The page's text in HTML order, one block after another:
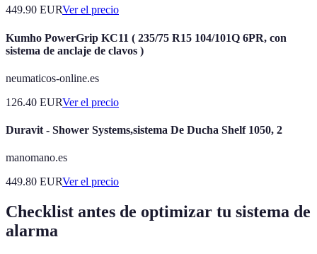
449.90 EURVer el precio
Kumho PowerGrip KC11 ( 235/75 R15 104/101Q 6PR, con
sistema de anclaje de clavos )
neumaticos-online.es
126.40 EURVer el precio
Duravit - Shower Systems,sistema De Ducha Shelf 1050, 2
manomano.es
449.80 EURVer el precio
Checklist antes de optimizar tu sistema de
alarma